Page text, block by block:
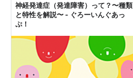
神経発達症（発達障害）って？〜種類
と特性を解説〜 - ぐろーいんぐあっ
ぷ！